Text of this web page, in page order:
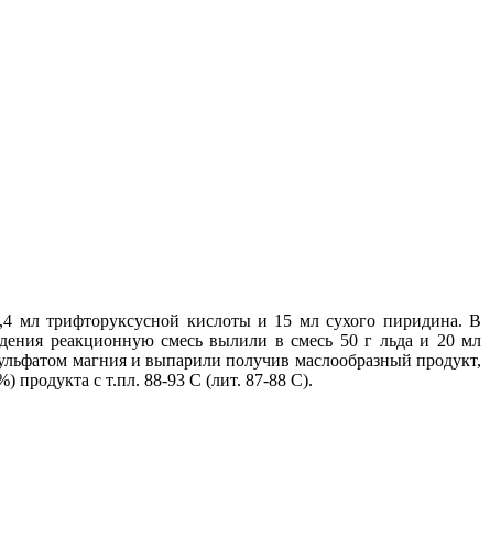
мл трифторуксусной кислоты и 15 мл сухого пиридина. В
реакционную смесь вылили в смесь 50 г льда и 20 мл
магния и выпарили получив маслообразный продукт,
продукта с т.пл. 88-93 С (лит. 87-88 С).